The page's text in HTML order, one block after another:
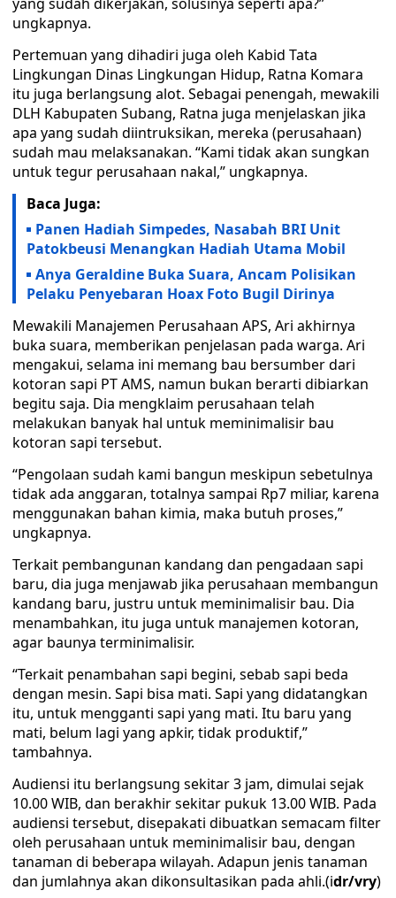
ungkapnya.
Pertemuan yang dihadiri juga oleh Kabid Tata
Lingkungan Dinas Lingkungan Hidup, Ratna Komara
itu juga berlangsung alot. Sebagai penengah, mewakili
DLH Kabupaten Subang, Ratna juga menjelaskan jika
apa yang sudah diintruksikan, mereka (perusahaan)
sudah mau melaksanakan. “Kami tidak akan sungkan
untuk tegur perusahaan nakal,” ungkapnya.
Baca Juga:
Panen Hadiah Simpedes, Nasabah BRI Unit
Patokbeusi Menangkan Hadiah Utama Mobil
Anya Geraldine Buka Suara, Ancam Polisikan
Pelaku Penyebaran Hoax Foto Bugil Dirinya
Mewakili Manajemen Perusahaan APS, Ari akhirnya
buka suara, memberikan penjelasan pada warga. Ari
mengakui, selama ini memang bau bersumber dari
kotoran sapi PT AMS, namun bukan berarti dibiarkan
begitu saja. Dia mengklaim perusahaan telah
melakukan banyak hal untuk meminimalisir bau
kotoran sapi tersebut.
“Pengolaan sudah kami bangun meskipun sebetulnya
tidak ada anggaran, totalnya sampai Rp7 miliar, karena
menggunakan bahan kimia, maka butuh proses,”
ungkapnya.
Terkait pembangunan kandang dan pengadaan sapi
baru, dia juga menjawab jika perusahaan membangun
kandang baru, justru untuk meminimalisir bau. Dia
menambahkan, itu juga untuk manajemen kotoran,
agar baunya terminimalisir.
“Terkait penambahan sapi begini, sebab sapi beda
dengan mesin. Sapi bisa mati. Sapi yang didatangkan
itu, untuk mengganti sapi yang mati. Itu baru yang
mati, belum lagi yang apkir, tidak produktif,”
tambahnya.
Audiensi itu berlangsung sekitar 3 jam, dimulai sejak
10.00 WIB, dan berakhir sekitar pukuk 13.00 WIB. Pada
audiensi tersebut, disepakati dibuatkan semacam filter
oleh perusahaan untuk meminimalisir bau, dengan
tanaman di beberapa wilayah. Adapun jenis tanaman
dan jumlahnya akan dikonsultasikan pada ahli.(idr/vry)